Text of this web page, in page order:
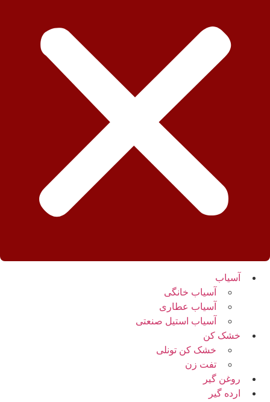
آسیاب
آسیاب خانگی
آسیاب عطاری
آسیاب استیل صنعتی
خشک کن
خشک کن تونلی
تفت زن
روغن گیر
ارده گیر